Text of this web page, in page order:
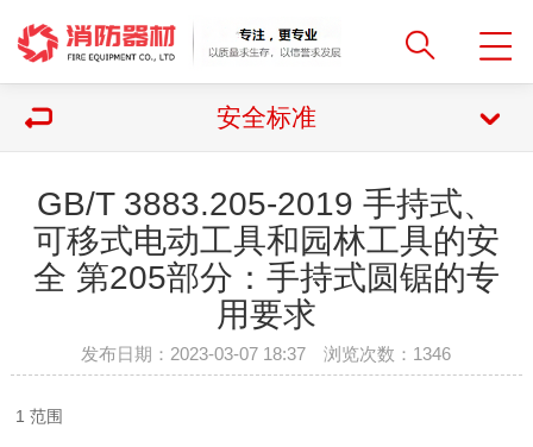
安全标准
GB/T 3883.205-2019 手持式、
可移式电动工具和园林工具的安
全 第205部分：手持式圆锯的专
用要求
发布日期：2023-03-07 18:37 浏览次数： 1346
1 范围